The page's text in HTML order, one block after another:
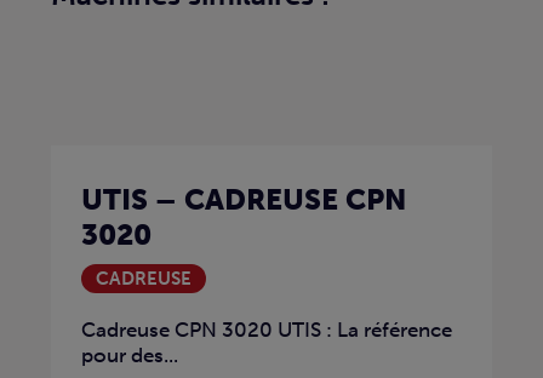
UTIS – CADREUSE CPN
3020
CADREUSE
Cadreuse CPN 3020 UTIS : La référence
pour des...